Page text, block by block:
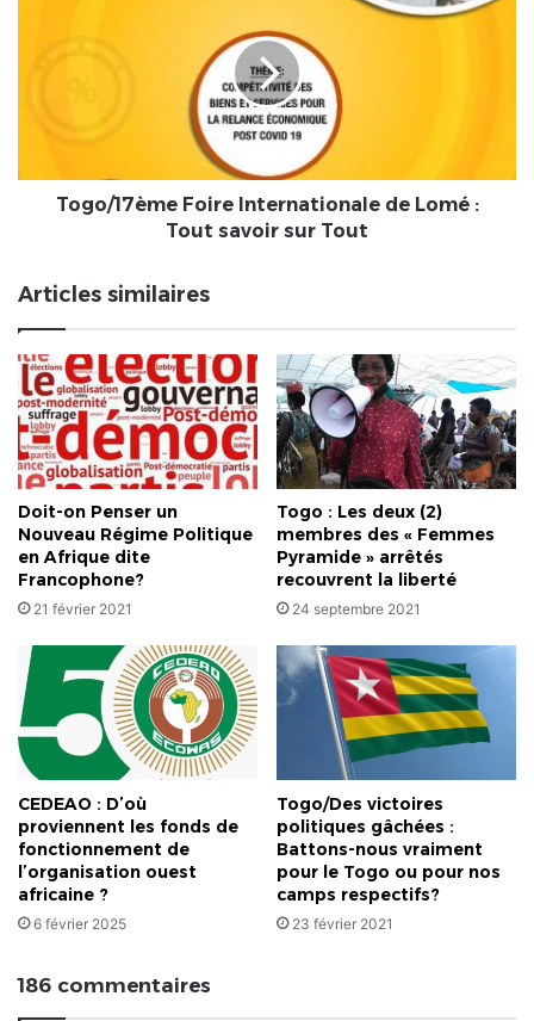
sur
Togo/17ème Foire Internationale de Lomé :
Tout savoir sur Tout
Articles similaires
Doit-on Penser un
Nouveau Régime Politique
en Afrique dite
Francophone?
21 février 2021
Togo : Les deux (2)
membres des « Femmes
Pyramide » arrêtés
recouvrent la liberté
24 septembre 2021
CEDEAO : D’où
proviennent les fonds de
fonctionnement de
l’organisation ouest
africaine ?
6 février 2025
Togo/Des victoires
politiques gâchées :
Battons-nous vraiment
pour le Togo ou pour nos
camps respectifs?
23 février 2021
186 commentaires